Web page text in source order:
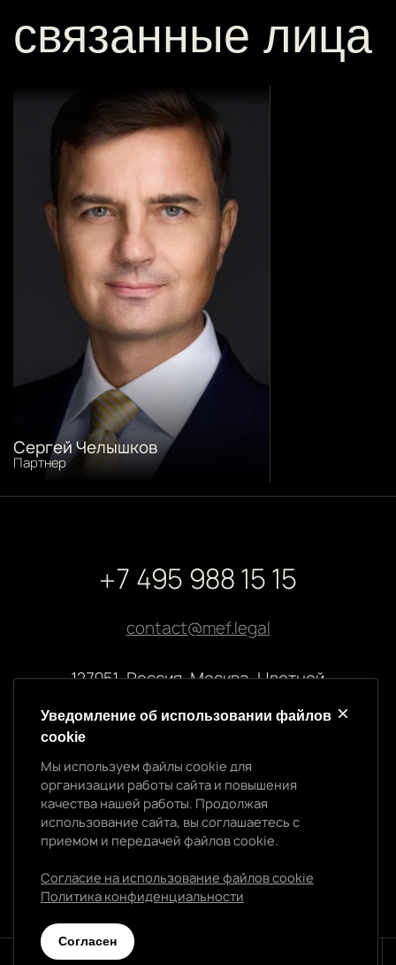
связанные лица
Сергей Челышков
Партнер
+7 495 988 15 15
contact@mef.legal
127051, Россия, Москва, Цветной
Реквизиты компании
ООО “МЭФ ЛИГАЛ”
ИНН 7704874992
ОГРН 5147746145718
Политика конфиденциальности
Уведомление об использовании cookie
работы сайта и повышения качества нашей работы.
Продолжая использование сайта, вы
cookie.
Уведомление об использовании файлов
cookie
Мы используем файлы cookie для
организации работы сайта и повышения
качества нашей работы. Продолжая
использование сайта, вы соглашаетесь с
приемом и передачей файлов cookie.
Согласие на использование файлов cookie
Политика конфиденциальности
Cогласен